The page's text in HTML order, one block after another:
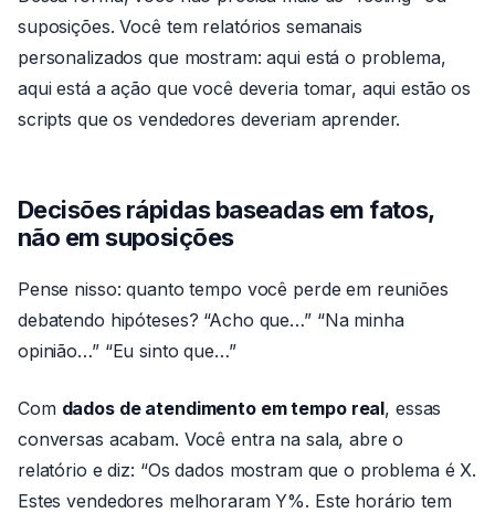
suposições. Você tem relatórios semanais
personalizados que mostram: aqui está o problema,
aqui está a ação que você deveria tomar, aqui estão os
scripts que os vendedores deveriam aprender.
Decisões rápidas baseadas em fatos,
não em suposições
Pense nisso: quanto tempo você perde em reuniões
debatendo hipóteses? “Acho que…” “Na minha
opinião…” “Eu sinto que…”
Com dados de atendimento em tempo real, essas
conversas acabam. Você entra na sala, abre o
relatório e diz: “Os dados mostram que o problema é X.
Estes vendedores melhoraram Y%. Este horário tem